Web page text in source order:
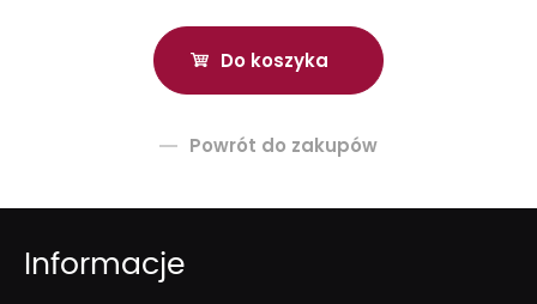
Powrót do zakupów
Informacje